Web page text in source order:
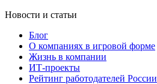
Новости и статьи
Блог
О компаниях в игровой форме
Жизнь в компании
ИТ-проекты
Рейтинг работодателей России